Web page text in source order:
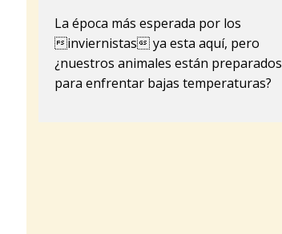
La época más esperada por los
inviernistas ya esta aquí, pero
¿nuestros animales están preparados
para enfrentar bajas temperaturas?